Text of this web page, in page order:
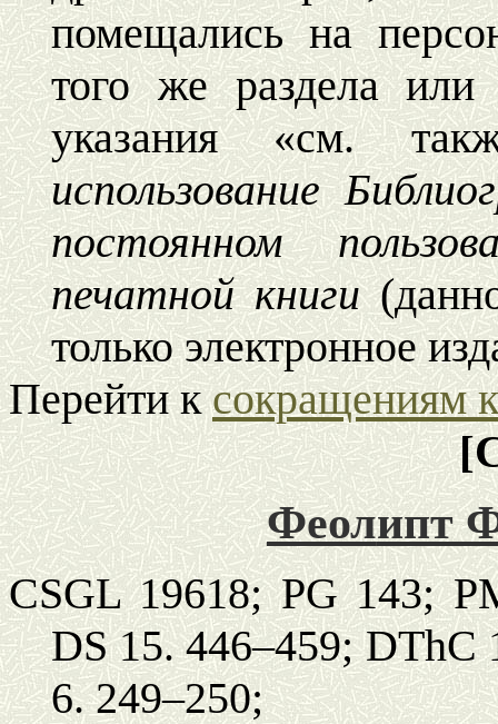
помещались на
того же раздела
указания «см.
использование
постоянном
печатной книги
только электронное
Перейти ксокращениям
Феолипт
CSGL 19618; PG 143;
DS 15. 446–459; DThC
6.249–250;